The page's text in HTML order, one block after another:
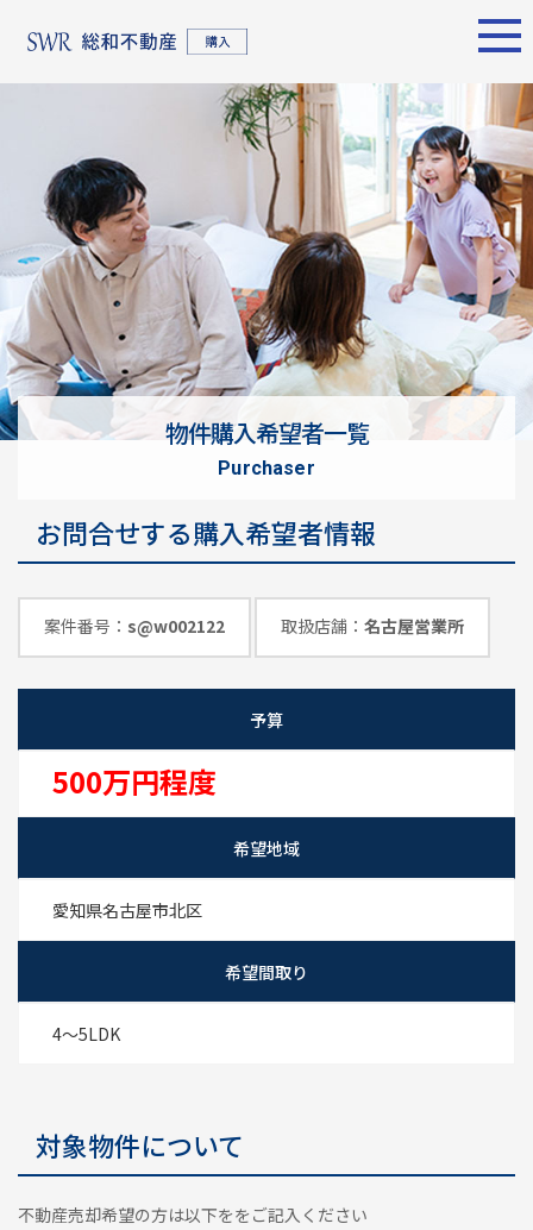
名古屋エリア
物件検索
物件一覧
東京エリア
物件検索
物件一覧
エリア別
名古屋エリア
不動産売却
について
購入希望者
情報一覧
について
購入希望者
情報一覧
売却サポート
シーンごとの売却
売り方のメリット・デメ
リット
買い替えの流れ
売却実績
戸建てを高く売るための
土地を高く売るためのポ
めのポイント
物件購入希望者一覧
purchaser
お問合せする購入希望者情報
案件番号： s@w002122 取扱店舗： 名古屋営業所
予算
500万円程度
希望地域
愛知県名古屋市北区
希望間取り
4～5LDK
対象物件について
不動産売却希望の方は以下ををご記入ください